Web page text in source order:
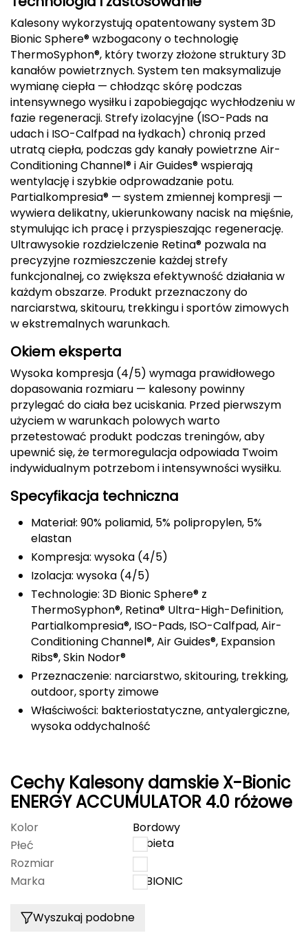
Deuter
Dolomite
E
EISBAR
ENERO
ENERO CAMP
ENERO PRO
Elmer by Swany
Extremities
F
FASHY
Fjord Nansen
G
GIVOVA
GSI Outdoors
Giant Dragon
Gilmonte
Grand Trunk
Granger's
Gregory
Gumbies
H
HAGLÖFS
HMS
Haago
Kalesony wykorzystują opatentowany system 3D
Bionic Sphere® wzbogacony o technologię
ThermoSyphon®, który tworzy złożone struktury 3D
kanałów powietrznych. System ten maksymalizuje
wymianę ciepła — chłodząc skórę podczas
intensywnego wysiłku i zapobiegając wychłodzeniu w
fazie regeneracji. Strefy izolacyjne (ISO-Pads na
udach i ISO-Calfpad na łydkach) chronią przed
utratą ciepła, podczas gdy kanały powietrzne Air-
Conditioning Channel® i Air Guides® wspierają
wentylację i szybkie odprowadzanie potu.
Partialkompresia® — system zmiennej kompresji —
wywiera delikatny, ukierunkowany nacisk na mięśnie,
stymulując ich pracę i przyspieszając regenerację.
Ultrawysokie rozdzielczenie Retina® pozwala na
precyzyjne rozmieszczenie każdej strefy
funkcjonalnej, co zwiększa efektywność działania w
każdym obszarze. Produkt przeznaczony do
narciarstwa, skitouru, trekkingu i sportów zimowych
w ekstremalnych warunkach.
Okiem eksperta
Wysoka kompresja (4/5) wymaga prawidłowego
dopasowania rozmiaru — kalesony powinny
przylegać do ciała bez uciskania. Przed pierwszym
użyciem w warunkach polowych warto
przetestować produkt podczas treningów, aby
upewnić się, że termoregulacja odpowiada Twoim
indywidualnym potrzebom i intensywności wysiłku.
Specyfikacja techniczna
Materiał: 90% poliamid, 5% polipropylen, 5%
elastan
Kompresja: wysoka (4/5)
Izolacja: wysoka (4/5)
Technologie: 3D Bionic Sphere® z
ThermoSyphon®, Retina® Ultra-High-Definition,
Partialkompresia®, ISO-Pads, ISO-Calfpad, Air-
Conditioning Channel®, Air Guides®, Expansion
Ribs®, Skin Nodor®
Przeznaczenie: narciarstwo, skitouring, trekking,
outdoor, sporty zimowe
Właściwości: bakteriostatyczne, antyalergiczne,
wysoka oddychalność
Cechy Kalesony damskie X-Bionic
ENERGY ACCUMULATOR 4.0 różowe
Kolor
Bordowy
Płeć
kobieta
Rozmiar
Marka
X-BIONIC
Wyszukaj podobne